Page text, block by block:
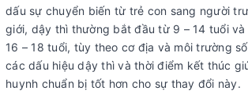
dấu sự chuyển biến từ trẻ con sang người
giới, dậy thì thường bắt đầu từ 9 – 14 tuổi
16 – 18 tuổi, tùy theo cơ địa và môi trường
các dấu hiệu dậy thì và thời điểm kết thúc
huynh chuẩn bị tốt hơn cho sự thay đổi này.